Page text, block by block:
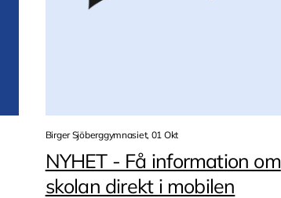
Birger Sjöberggymnasiet, 01 Okt
NYHET - Få information om
skolan direkt i mobilen